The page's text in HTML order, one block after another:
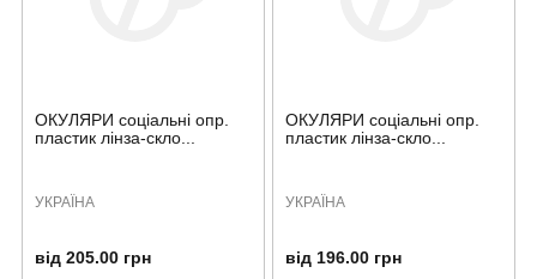
ОКУЛЯРИ соціальні опр.
пластик лінза-скло...
УКРАЇНА
від 205.00 грн
ОКУЛЯРИ соціальні опр.
пластик лінза-скло...
УКРАЇНА
від 196.00 грн